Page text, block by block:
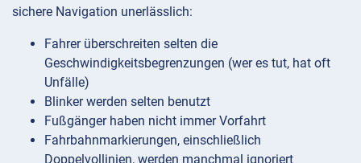
sichere Navigation unerlässlich:
Fahrer überschreiten selten die
Geschwindigkeitsbegrenzungen (wer es tut, hat oft
Unfälle)
Blinker werden selten benutzt
Fußgänger haben nicht immer Vorfahrt
Fahrbahnmarkierungen, einschließlich
Doppelvollinien, werden manchmal ignoriert